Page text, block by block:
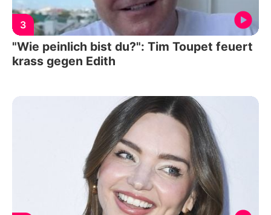
3
"Wie peinlich bist du?": Tim Toupet feuert
krass gegen Edith